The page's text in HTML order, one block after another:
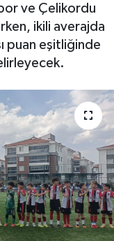
ve Çelikordu
ikili averajda
puan eşitliğinde